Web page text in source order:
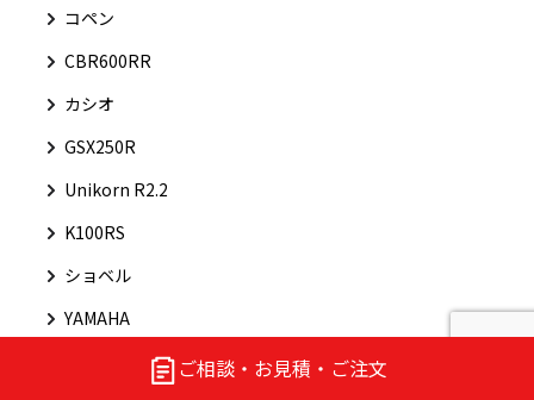
ご相談・お見積・ご注文
コペン
CBR600RR
カシオ
GSX250R
Unikorn R2.2
K100RS
ショベル
YAMAHA